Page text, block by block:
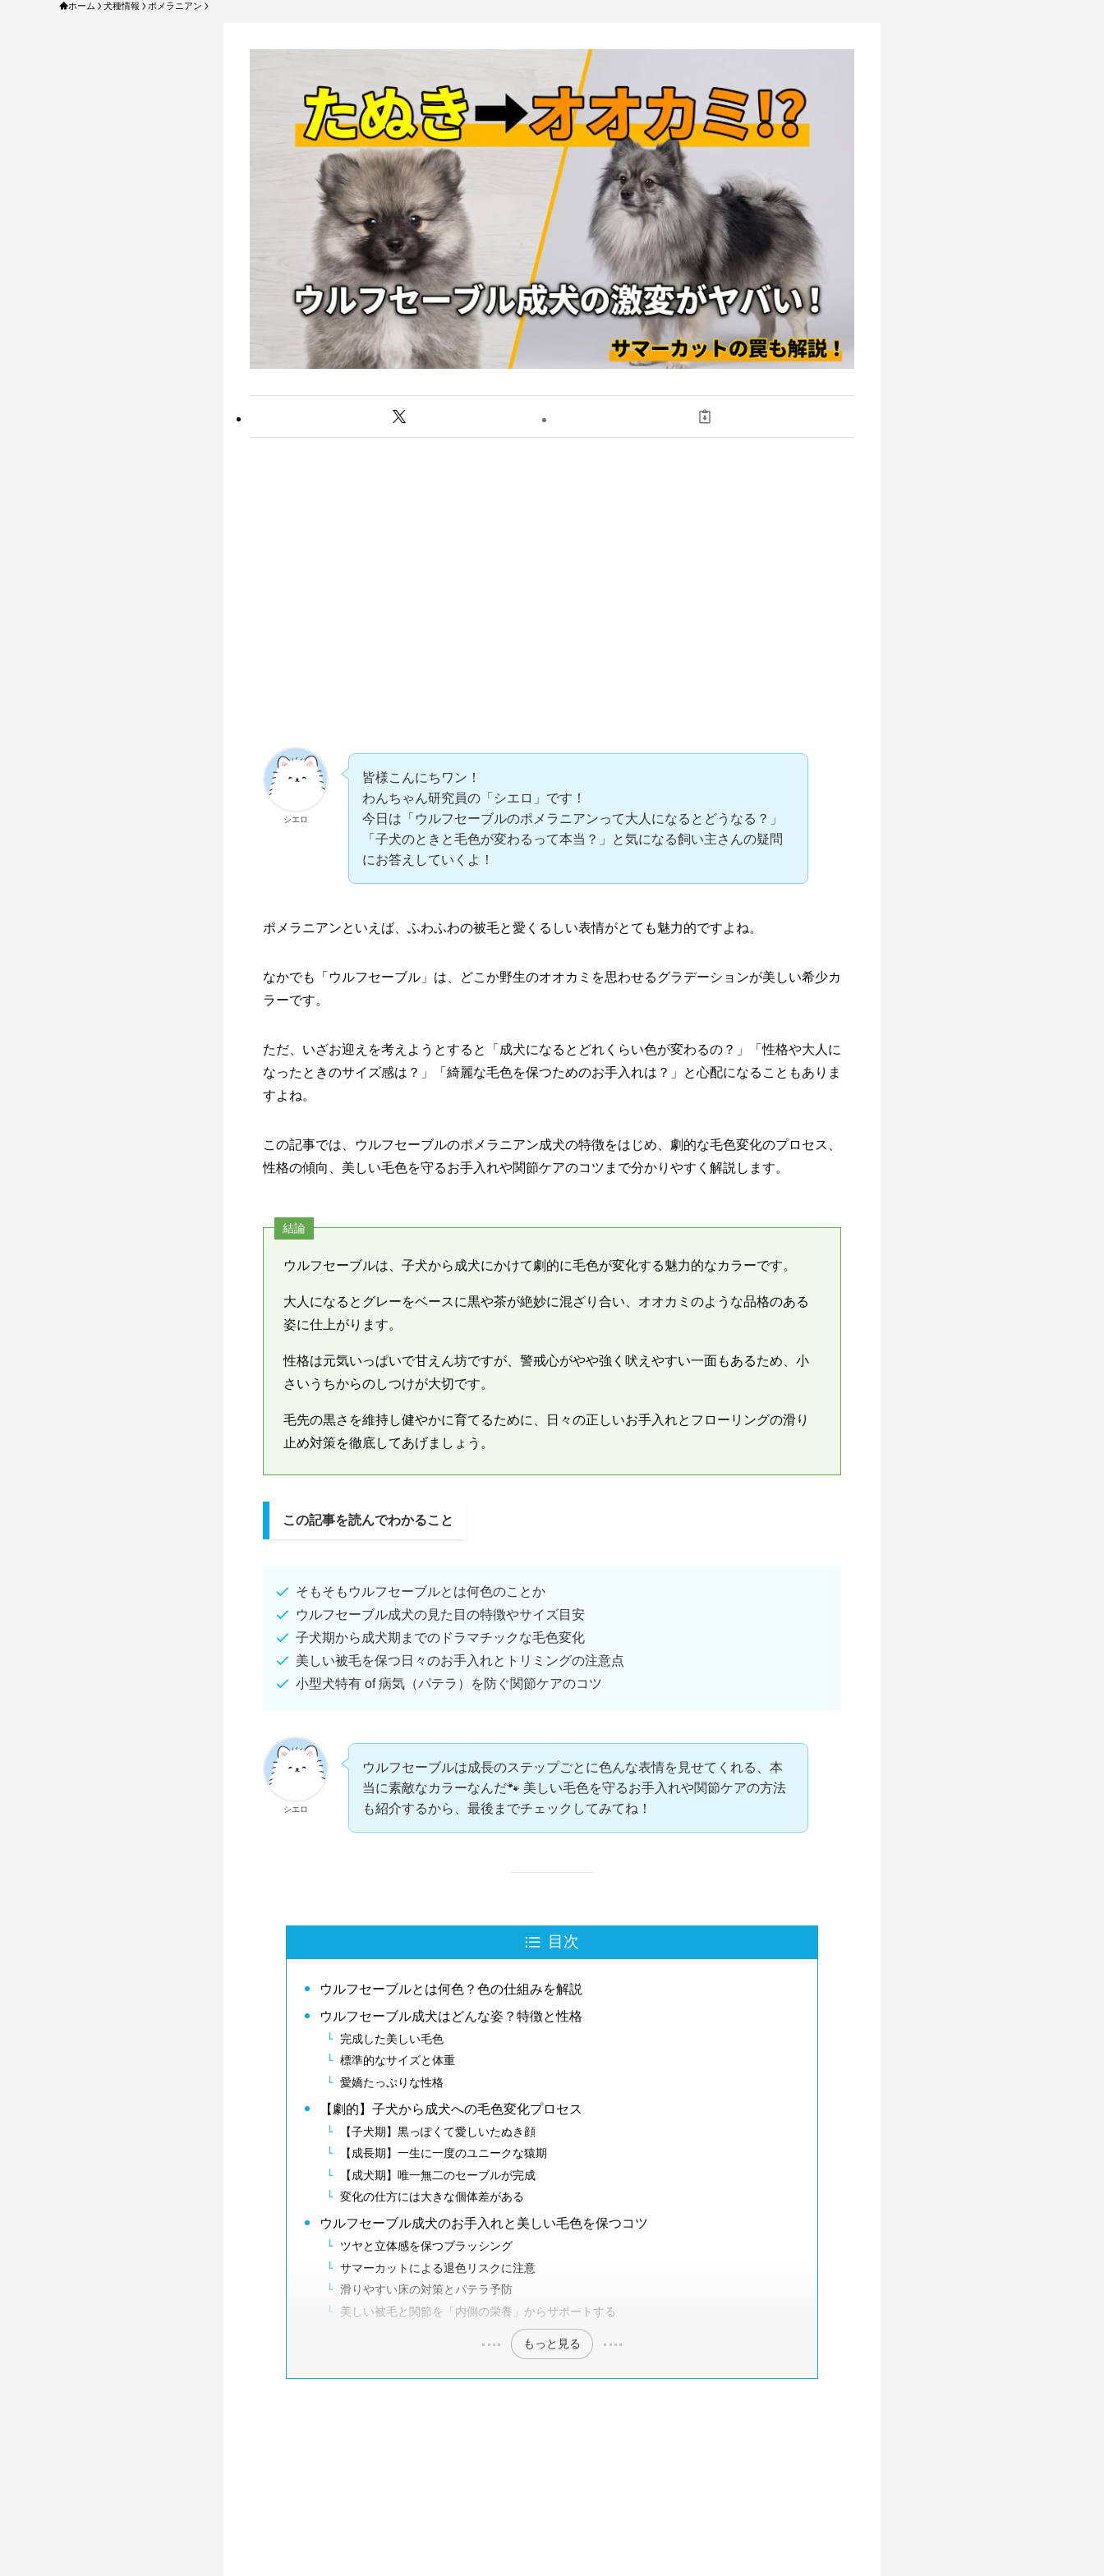
ホーム 犬種情報 ポメラニアン
シエロ
皆様こんにちワン！
わんちゃん研究員の「シエロ」です！
今日は「ウルフセーブルのポメラニアンって大人になるとどうなる？」
「子犬のときと毛色が変わるって本当？」と気になる飼い主さんの疑問
にお答えしていくよ！
ポメラニアンといえば、ふわふわの被毛と愛くるしい表情がとても魅力的ですよね。
なかでも「ウルフセーブル」は、どこか野生のオオカミを思わせるグラデーションが美しい希少カ
ラーです。
ただ、いざお迎えを考えようとすると「成犬になるとどれくらい色が変わるの？」「性格や大人に
なったときのサイズ感は？」「綺麗な毛色を保つためのお手入れは？」と心配になることもありま
すよね。
この記事では、ウルフセーブルのポメラニアン成犬の特徴をはじめ、劇的な毛色変化のプロセス、
性格の傾向、美しい毛色を守るお手入れや関節ケアのコツまで分かりやすく解説します。
結論
ウルフセーブルは、子犬から成犬にかけて劇的に毛色が変化する魅力的なカラーです。
大人になるとグレーをベースに黒や茶が絶妙に混ざり合い、オオカミのような品格のある
姿に仕上がります。
性格は元気いっぱいで甘えん坊ですが、警戒心がやや強く吠えやすい一面もあるため、小
さいうちからのしつけが大切です。
毛先の黒さを維持し健やかに育てるために、日々の正しいお手入れとフローリングの滑り
止め対策を徹底してあげましょう。
この記事を読んでわかること
そもそもウルフセーブルとは何色のことか
ウルフセーブル成犬の見た目の特徴やサイズ目安
子犬期から成犬期までのドラマチックな毛色変化
美しい被毛を保つ日々のお手入れとトリミングの注意点
小型犬特有 of 病気（パテラ）を防ぐ関節ケアのコツ
シエロ
ウルフセーブルは成長のステップごとに色んな表情を見せてくれる、本
当に素敵なカラーなんだ🐾 美しい毛色を守るお手入れや関節ケアの方法
も紹介するから、最後までチェックしてみてね！
目次
ウルフセーブルとは何色？色の仕組みを解説
ウルフセーブル成犬はどんな姿？特徴と性格
完成した美しい毛色
標準的なサイズと体重
愛嬌たっぷりな性格
【劇的】子犬から成犬への毛色変化プロセス
【子犬期】黒っぽくて愛しいたぬき顔
【成長期】一生に一度のユニークな猿期
【成犬期】唯一無二のセーブルが完成
変化の仕方には大きな個体差がある
ウルフセーブル成犬のお手入れと美しい毛色を保つコツ
ツヤと立体感を保つブラッシング
サマーカットによる退色リスクに注意
滑りやすい床の対策とパテラ予防
美しい被毛と関節を「内側の栄養」からサポートする
もっと見る